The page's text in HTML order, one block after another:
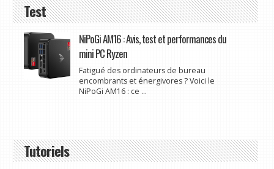
Test
NiPoGi AM16 : Avis, test et performances du
mini PC Ryzen
Fatigué des ordinateurs de bureau
encombrants et énergivores ? Voici le
NiPoGi AM16 : ce ...
Tutoriels